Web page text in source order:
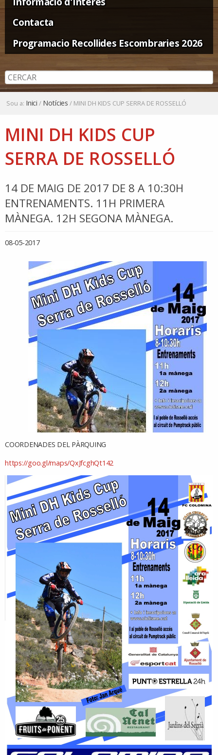
Contacta
Programacio Recollides Escombraries 2026
Sou a: Inici / Notícies / MINI DH KIDS CUP SERRA DE ROSSELLÓ
MINI DH KIDS CUP
SERRA DE ROSSELLÓ
14 DE MAIG DE 2017 DE 8 A 10:30H
ENTRENAMENTS. 11H PRIMERA
MÀNEGA. 12H SEGONA MÀNEGA.
08-05-2017
COORDENADES DEL PÀRQUING
https://goo.gl/maps/QxJfcghQt142